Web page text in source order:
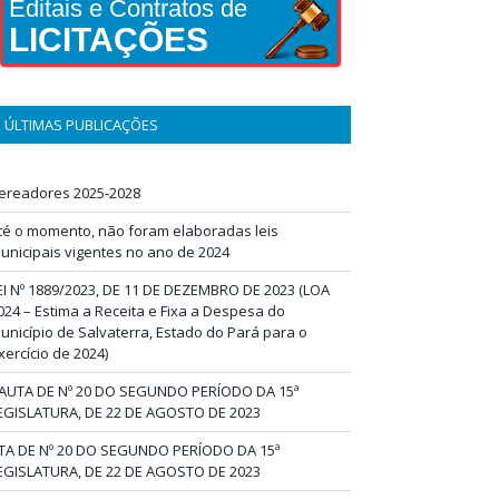
Editais e Contratos de
LICITAÇÕES
ÚLTIMAS PUBLICAÇÕES
2025-2028
o momento, não foram elaboradas leis
vigentes no ano de 2024
Nº 1889/2023, DE 11 DE DEZEMBRO DE 2023 (LOA
– Estima a Receita e Fixa a Despesa do
de Salvaterra, Estado do Pará para o
de 2024)
DE Nº 20 DO SEGUNDO PERÍODO DA 15ª
DE 22 DE AGOSTO DE 2023
DE Nº 20 DO SEGUNDO PERÍODO DA 15ª
DE 22 DE AGOSTO DE 2023